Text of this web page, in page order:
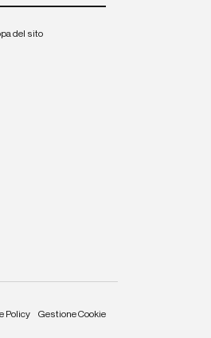
del sito
Policy Gestione Cookie